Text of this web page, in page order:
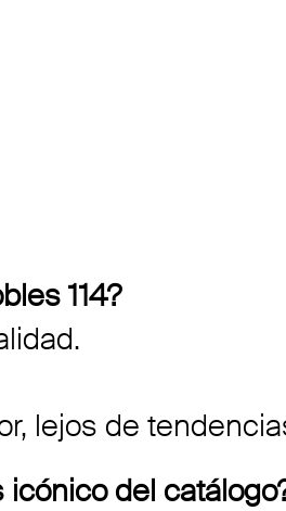
114?
lejos de
del